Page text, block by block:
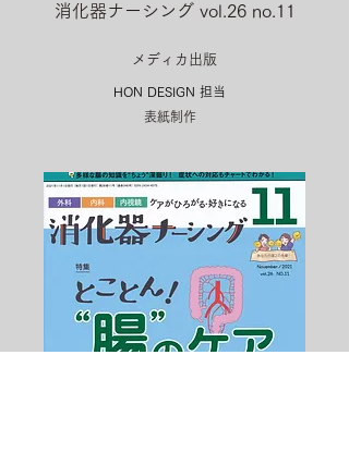
消化器ナーシング vol.26 no.11
メディカ出版
HON DESIGN​ 担当
表紙制作